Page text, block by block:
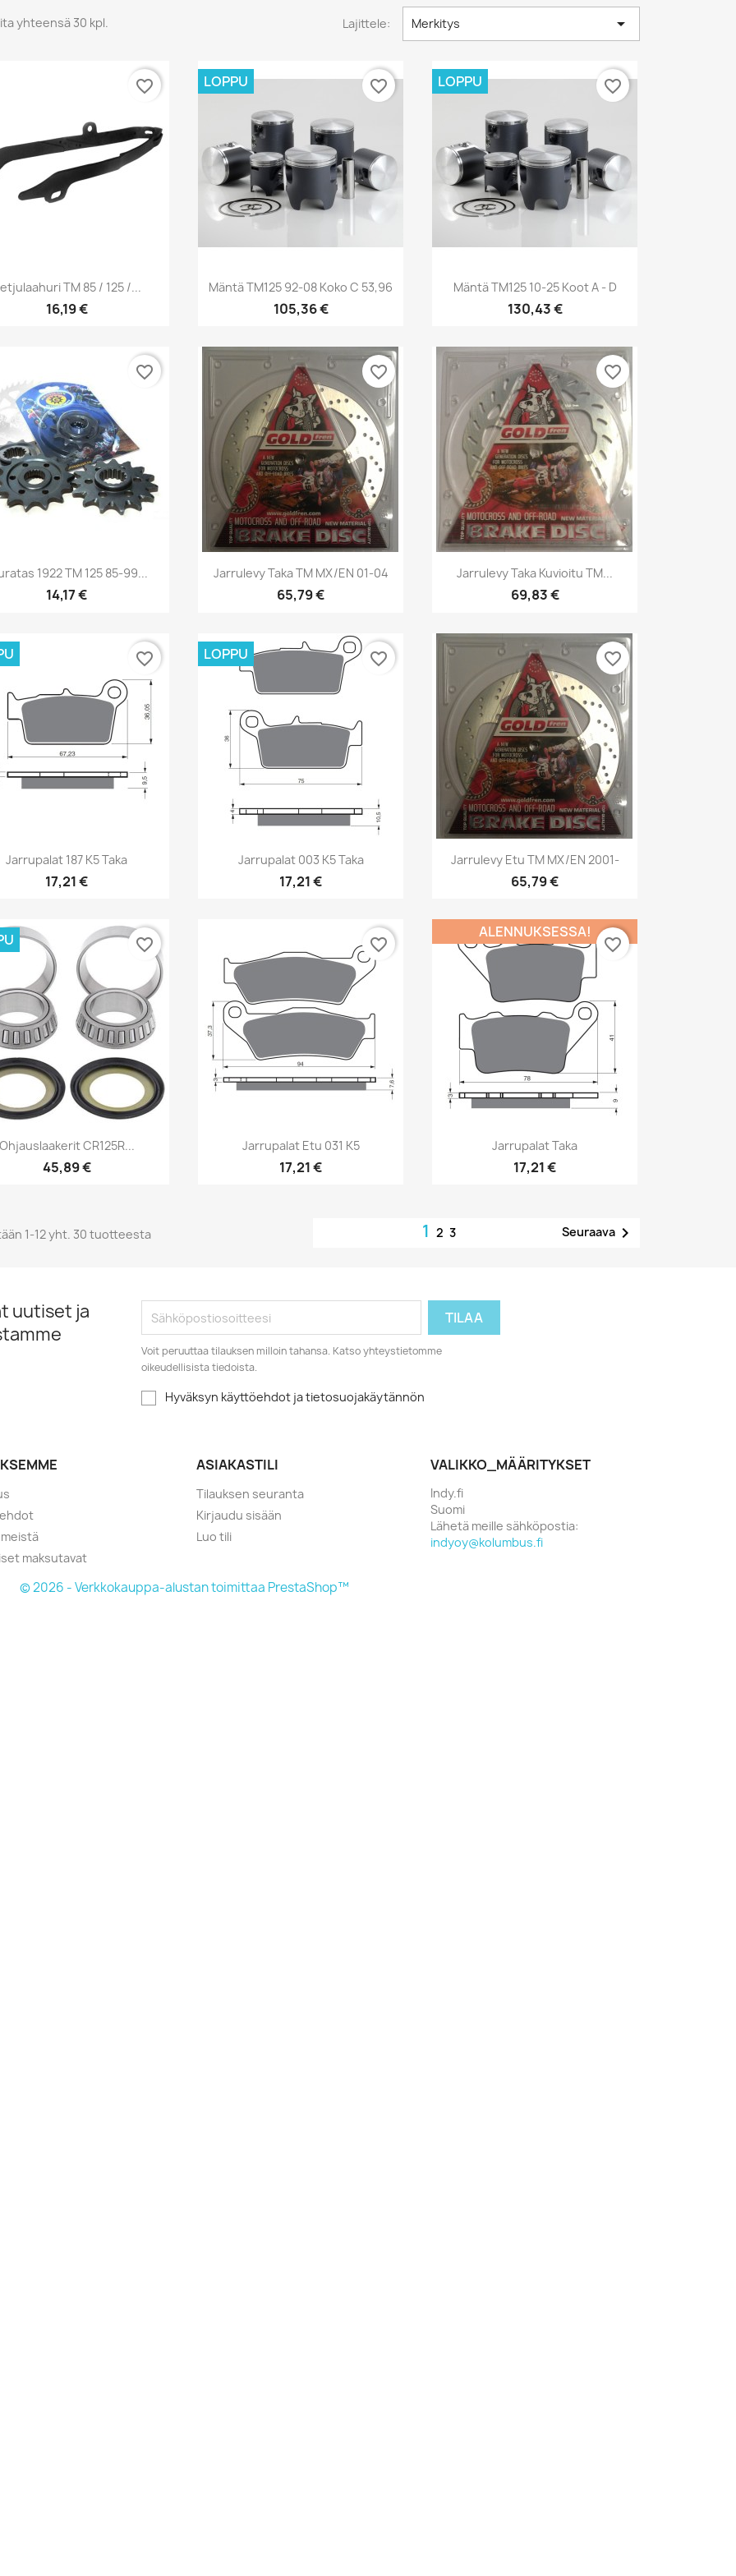
yhteensä 30 kpl. Lajittele: Merkitys 
Pikakatselu
TM 85 / 125 /...
16,19 €
favorite_border
Pikakatselu
Mäntä TM125 92-08 Koko C 53,96
105,36 €
LOPPU favorite_border
Pikakatselu
Mäntä TM125 10-25 Koot A - D
130,43 €
LOPPU favorite_border
Pikakatselu
1922 TM 125 85-99...
14,17 €
favorite_border
Pikakatselu
Jarrulevy Taka TM MX/EN 01-04
65,79 €
favorite_border
Pikakatselu
Jarrulevy Taka Kuvioitu TM...
69,83 €
favorite_border
Pikakatselu
Jarrupalat 187 K5 Taka
17,21 €
favorite_border
Pikakatselu
Jarrupalat 003 K5 Taka
17,21 €
LOPPU favorite_border
Pikakatselu
Jarrulevy Etu TM MX/EN 2001-
65,79 €
favorite_border
Pikakatselu
CR125R...
45,89 €
favorite_border
Pikakatselu
Jarrupalat Etu 031 K5
17,21 €
favorite_border
Pikakatselu
Jarrupalat Taka
17,21 €
ALENNUKSESSA!
favorite_border
1-12 yht. 30 tuotteesta 123 Seuraava
uutiset ja
Voit peruuttaa tilauksen milloin tahansa. Katso yhteystietomme
oikeudellisista tiedoista.
Hyväksyn käyttöehdot ja tietosuojakäytännön
maksutavat
ASIAKASTILI
Tilauksen seuranta
Kirjaudu sisään
Luo tili
VALIKKO_MÄÄRITYKSET
Indy.fi
Suomi
Lähetä meille sähköpostia:
indyoy@kolumbus.fi
© 2026 - Verkkokauppa-alustan toimittaa PrestaShop™